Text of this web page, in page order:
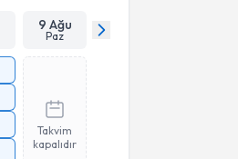
9 Ağu
Paz
Takvim
kapalıdır